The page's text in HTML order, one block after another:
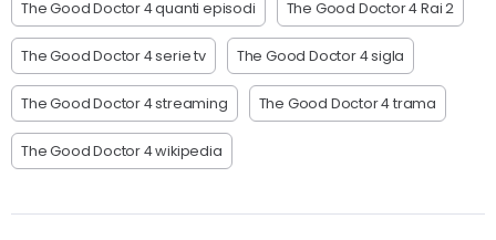
The Good Doctor 4 quanti episodi The Good Doctor 4 Rai 2
The Good Doctor 4 serie tv The Good Doctor 4 sigla
The Good Doctor 4 streaming The Good Doctor 4 trama
The Good Doctor 4 wikipedia